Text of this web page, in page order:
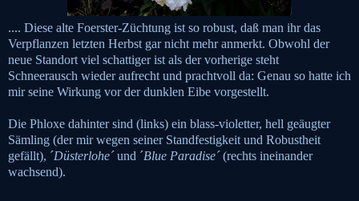
.... Diese alte Foerster-Züchtung ist so robust, daß man ihr das
Verpflanzen letzten Herbst gar nicht mehr anmerkt. Obwohl der
neue Standort viel schattiger ist als der vorherige steht
Schneerausch wieder aufrecht und prachtvoll da: Genau so hatte ich
mir seine Wirkung vor der dunklen Eibe vorgestellt.
Die Phloxe dahinter sind (links) ein blass-violetter, hell geäugter
Sämling (der mir wegen seiner Standfestigkeit und Robustheit
gefällt), ´Düsterlohe´und ´Blue Paradise´(rechts ineinander
wachsend).